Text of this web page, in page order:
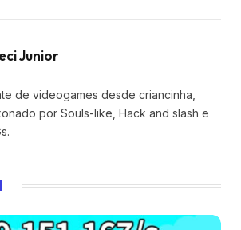
Junior
de videogames desde criancinha,
por Souls-like, Hack and slash e